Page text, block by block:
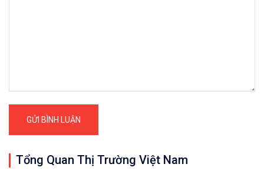
Tổng Quan Thị Trường Việt Nam